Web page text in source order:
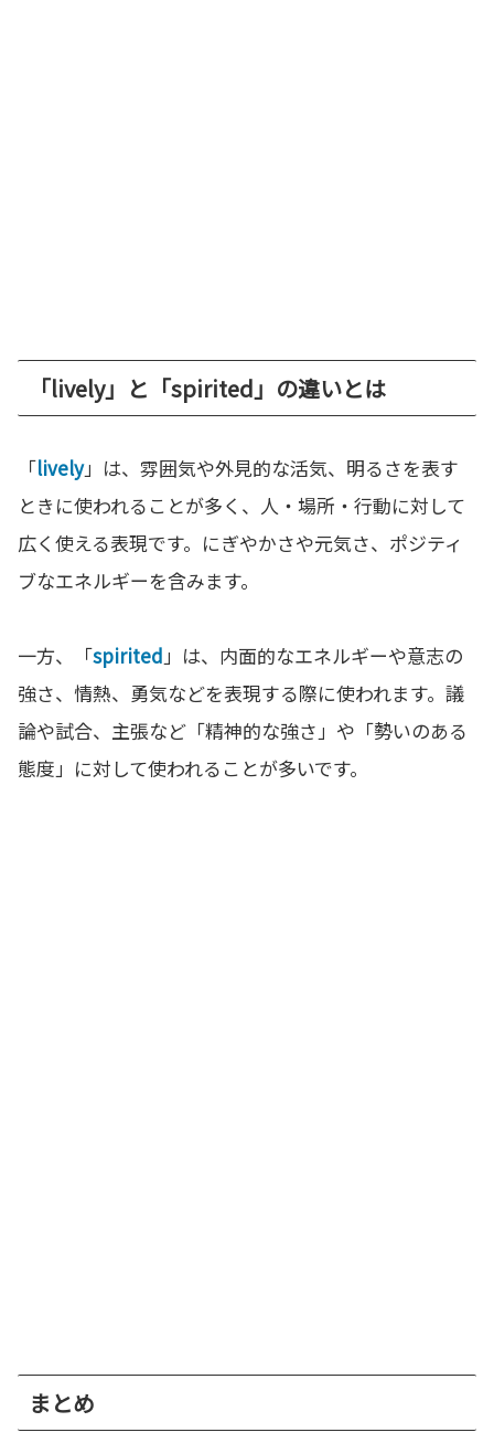
「lively」と「spirited」の違いとは
「lively」は、雰囲気や外見的な活気、明るさを表す
ときに使われることが多く、人・場所・行動に対して
広く使える表現です。にぎやかさや元気さ、ポジティ
ブなエネルギーを含みます。
一方、「spirited」は、内面的なエネルギーや意志の
強さ、情熱、勇気などを表現する際に使われます。議
論や試合、主張など「精神的な強さ」や「勢いのある
態度」に対して使われることが多いです。
まとめ